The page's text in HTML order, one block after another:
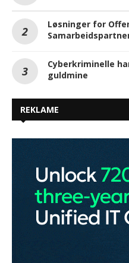
Løsninger for
Cyberkriminelle
guldmine
REKLAME